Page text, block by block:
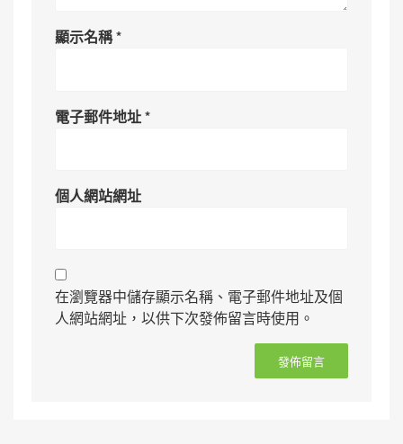
顯示名稱*
電子郵件地址*
個人網站網址
在瀏覽器中儲存顯示名稱、電子郵件地址及個
人網站網址，以供下次發佈留言時使用。